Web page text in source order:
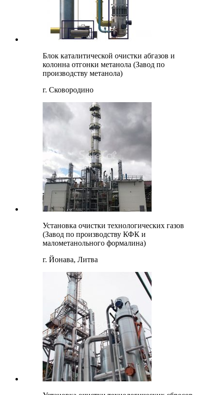
Блок каталитической очистки абгазов и
колонна отгонки метанола (Завод по
производству метанола)
г. Сковородино
Установка очистки технологических газов
(Завод по производству КФК и
малометанольного формалина)
г. Йонава, Литва